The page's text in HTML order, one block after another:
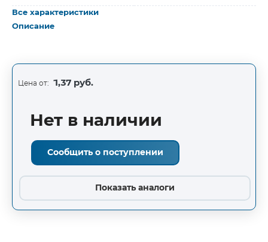
Все характеристики
Описание
Цена от: 1,37 руб.
Нет в наличии
Сообщить о поступлении
Показать аналоги